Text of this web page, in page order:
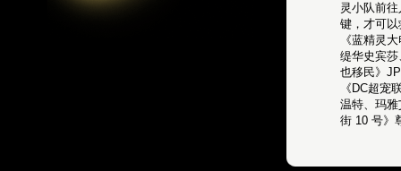
灵小队前
键，才可
《蓝精灵
缇华史宾
也移民》
《DC超宠
温特、玛
街 10 号》